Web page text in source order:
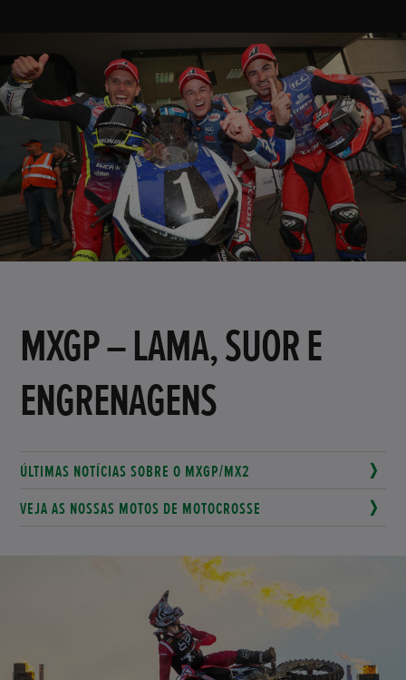
MXGP – LAMA, SUOR E
ENGRENAGENS
ÚLTIMAS NOTÍCIAS SOBRE O MXGP/MX2
VEJA AS NOSSAS MOTOS DE MOTOCROSSE